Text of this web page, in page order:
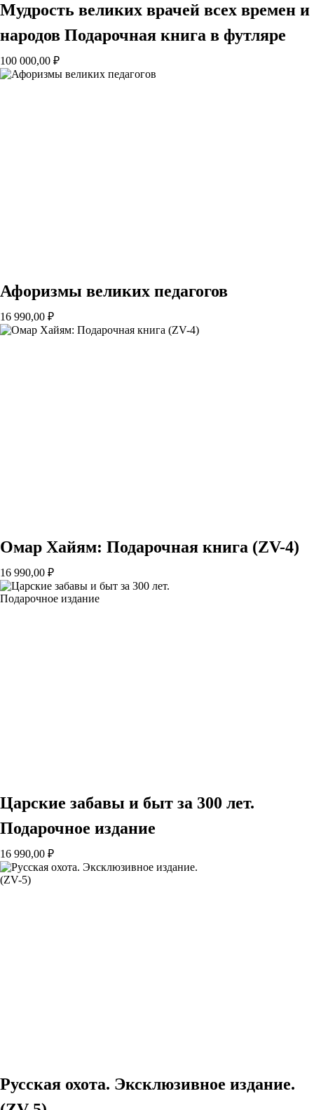
Мудрость великих врачей всех времен и
народов Подарочная книга в футляре
100 000,00 ₽
Афоризмы великих педагогов
16 990,00 ₽
Омар Хайям: Подарочная книга (ZV-4)
16 990,00 ₽
Царские забавы и быт за 300 лет.
Подарочное издание
16 990,00 ₽
Русская охота. Эксклюзивное издание.